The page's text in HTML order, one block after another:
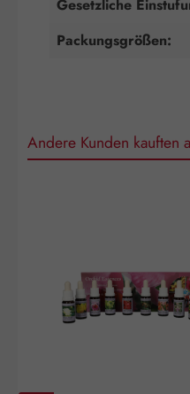
Gesetzliche
Packungsgrößen:
Andere Kunden kauften